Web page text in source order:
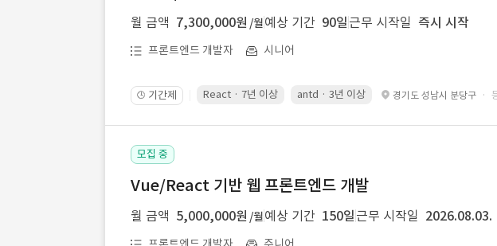
월 금액 7,300,000원 /월예상 기간 90일 근무 시작일 즉시 시작
프론트엔드 개발자 시니어
🕒 기간제 React · 7년 이상 antd · 3년 이상 경기도 성남시 분당구 ·
모집 중
Vue/React 기반 웹 프론트엔드 개발
월 금액 5,000,000원 /월예상 기간 150일 근무 시작일 2026.08.03.